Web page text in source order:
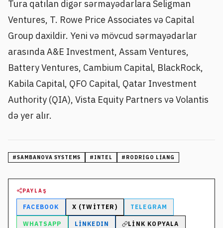
Tura qatılan digər sərmayədarlara Seligman
Ventures, T. Rowe Price Associates və Capital
Group daxildir. Yeni və mövcud sərmayədarlar
arasında A&E Investment, Assam Ventures,
Battery Ventures, Cambium Capital, BlackRock,
Kabila Capital, QFO Capital, Qatar Investment
Authority (QIA), Vista Equity Partners və Volantis
də yer alır.
#SAMBANOVA SYSTEMS # INTEL # RODRIGO LIANG
PAYLAŞ
FACEBOOK X (TWITTER) TELEGRAM
WHATSAPP LINKEDIN LINK KOPYALA